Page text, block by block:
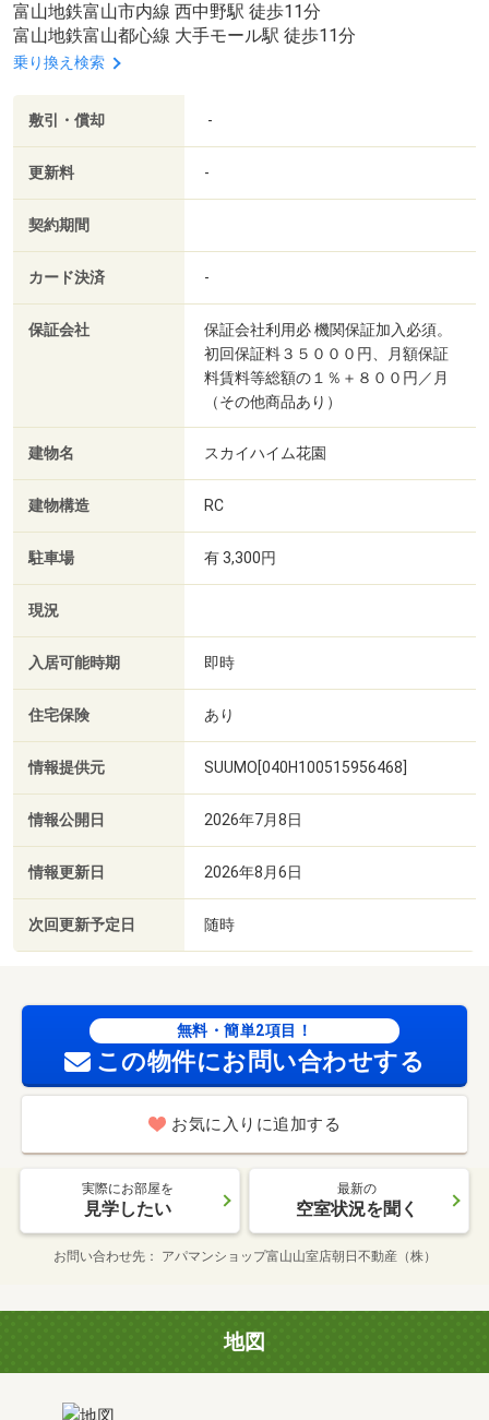
富山地鉄富山市内線 西中野駅 徒歩11分
富山地鉄富山都心線 大手モール駅 徒歩11分
乗り換え検索
敷引・償却 -
更新料 -
契約期間
カード決済 -
保証会社
保証会社利用必 機関保証加入必須。
初回保証料３５０００円、月額保証
料賃料等総額の１％＋８００円／月
（その他商品あり）
建物名 スカイハイム花園
建物構造 RC
駐車場 有 3,300円
現況
入居可能時期 即時
住宅保険 あり
情報提供元 SUUMO[040H100515956468]
情報公開日 2026年7月8日
情報更新日 2026年8月6日
次回更新予定日 随時
無料・簡単2項目！
この物件にお問い合わせする
お気に入りに追加する
実際にお部屋を
見学したい
最新の
空室状況を聞く
お問い合わせ先 アパマンショップ富山山室店朝日不動産（株）
地図